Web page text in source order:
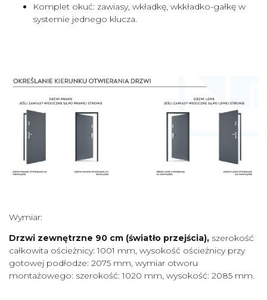
Komplet okuć: zawiasy, wkładkę, wkkładko-gałkę w
systemie jednego klucza.
Wymiar:
Drzwi zewnętrzne 90 cm (światło przejścia), szerokość
całkowita ościeżnicy: 1001 mm, wysokość ościeżnicy przy
gotowej podłodze: 2075 mm, wymiar otworu
montażowego: szerokość: 1020 mm, wysokość: 2085 mm.